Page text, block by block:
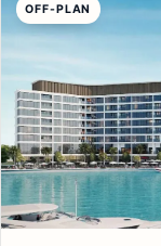
OFF-PLAN